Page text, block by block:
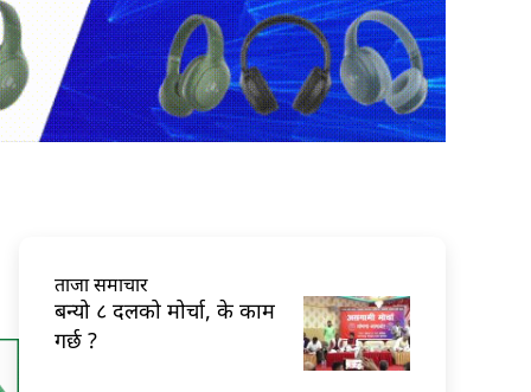
ताजा समाचार
बन्यो ८ दलको मोर्चा, के काम
गर्छ ?